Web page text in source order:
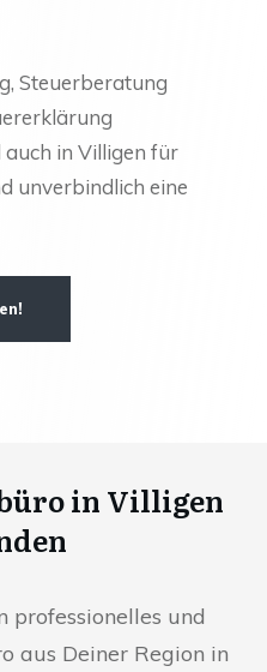
Steuerberatung
in Villigen für
unverbindlich eine
in Villigen
professionelles und
aus Deiner Region in